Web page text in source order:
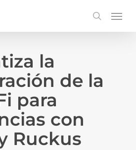
search
Menu
la
de la
para
con
Ruckus